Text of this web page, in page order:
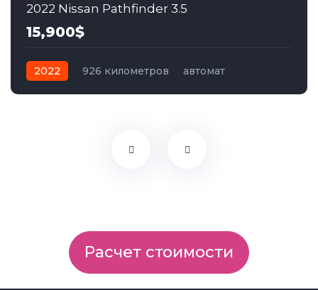
2022 Nissan Pathfinder 3.5
15,900$
2022 926 километров
автомат
Расчет стоимости